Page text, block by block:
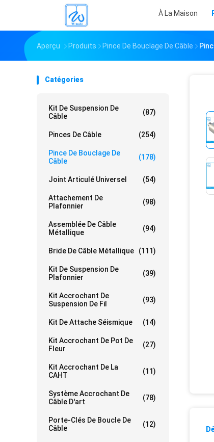
À La Maison
Aperçu Produits Pince De Bouclage De Câble
Catégories
Kit De Suspension De
Câble
(87)
Pinces De Câble (254)
Pince De Bouclage De
Câble
(178)
Joint Articulé Universel (54)
Attachement De
Plafonnier
(98)
Assemblée De Câble
Métallique
(94)
Bride De Câble Métallique (111)
Kit De Suspension De
Plafonnier
(39)
Kit Accrochant De
Suspension De Fil
(93)
Kit De Attache Séismique (14)
Kit Accrochant De Pot De
Fleur
(27)
Kit Accrochant De La
CAHT
(11)
Système Accrochant De
Câble D'art
(78)
Porte-Clés De Boucle De
Câble
(12)